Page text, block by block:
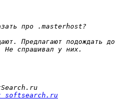
softsearch.ru